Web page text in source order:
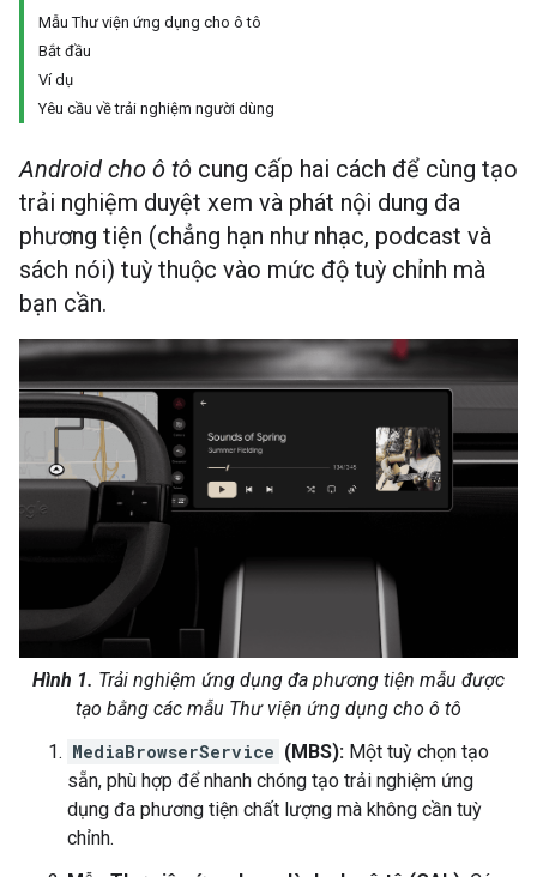
Mẫu Thư viện ứng dụng cho ô tô
Bắt đầu
Ví dụ
Yêu cầu về trải nghiệm người dùng
Android cho ô tô cung cấp hai cách để cùng tạo
trải nghiệm duyệt xem và phát nội dung đa
phương tiện (chẳng hạn như nhạc, podcast và
sách nói) tuỳ thuộc vào mức độ tuỳ chỉnh mà
bạn cần.
Hình 1. Trải nghiệm ứng dụng đa phương tiện mẫu được
tạo bằng các mẫu Thư viện ứng dụng cho ô tô
MediaBrowserService (MBS): Một tuỳ chọn tạo
sẵn, phù hợp để nhanh chóng tạo trải nghiệm ứng
dụng đa phương tiện chất lượng mà không cần tuỳ
chỉnh.